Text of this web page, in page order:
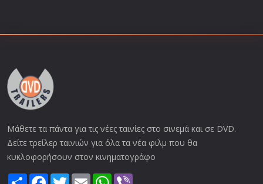
Μάθετε τα πάντα για τις νέες ταινίες στο σινεμά και σε DVD.
Δείτε τρείλερ ταινιών για όλα τα νέα φιλμ που θα
κυκλοφορήσουν στον κινηματογράφο
ShareFacebook
TwitterEmail WhatsApp